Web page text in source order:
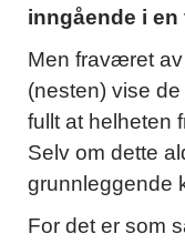
inngående i en
Men fraværet
(nesten) vise
fullt at helheten
Selv om dette
grunnleggende
For det er som